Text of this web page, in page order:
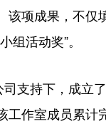
该项成果，不仅
活动奖”。
支持下，成立
工作室成员累